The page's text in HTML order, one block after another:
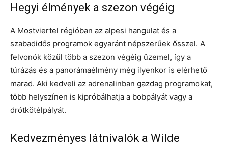
Hegyi élmények a szezon végéig
A Mostviertel régióban az alpesi hangulat és a
szabadidős programok egyaránt népszerűek ősszel. A
felvonók közül több a szezon végéig üzemel, így a
túrázás és a panorámaélmény még ilyenkor is elérhető
marad. Aki kedveli az adrenalinban gazdag programokat,
több helyszínen is kipróbálhatja a bobpályát vagy a
drótkötélpályát.
Kedvezményes látnivalók a Wilde